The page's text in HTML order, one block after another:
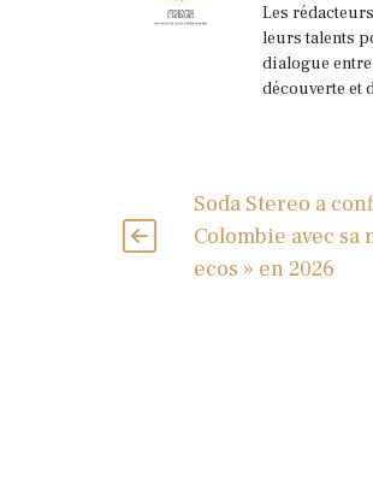
Les
leurs talents
dialogue
découverte et
Soda Stereo a
Colombie avec
ecos » en 2026